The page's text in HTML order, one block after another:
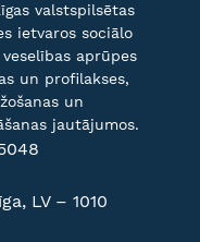
valstspilsētas
ietvaros sociālo
aprūpes
un profilakses,
un
jautājumos.
LV – 1010